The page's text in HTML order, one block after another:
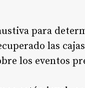
para
las
los eventos